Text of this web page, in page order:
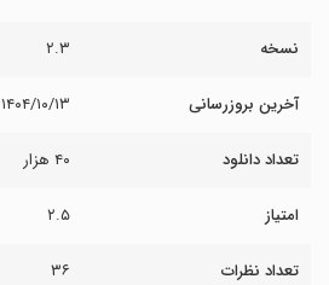
نسخه ۲.۳
آخرین بروزرسانی ۱۴۰۴/۱۰/۱۳
تعداد دانلود ۴۰ هزار
امتیاز ۲.۵
تعداد نظرات ۳۶